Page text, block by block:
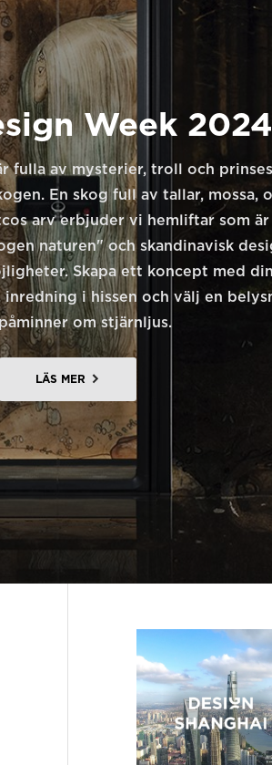
Week 2024
fulla av mysterier, troll och
En skog full av tallar, mossa,
arv erbjuder vi hemliftar som
naturen" och skandinavisk
Skapa ett koncept med
i hissen och välj en
om stjärnljus.
LÄS MER